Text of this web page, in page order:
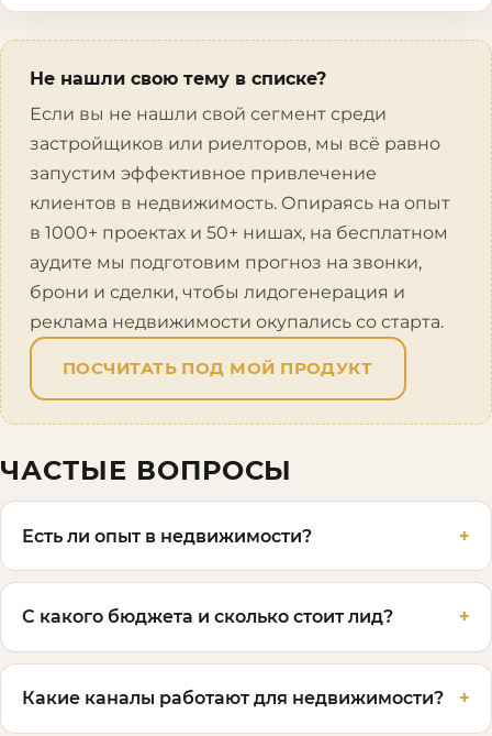
Не нашли свою тему в списке?
Если вы не нашли свой сегмент среди
застройщиков или риелторов, мы всё равно
запустим эффективное привлечение
клиентов в недвижимость. Опираясь на опыт
в 1000+ проектах и 50+ нишах, на бесплатном
аудите мы подготовим прогноз на звонки,
брони и сделки, чтобы лидогенерация и
реклама недвижимости окупались со старта.
ПОСЧИТАТЬ ПОД МОЙ ПРОДУКТ
ЧАСТЫЕ ВОПРОСЫ
Есть ли опыт в недвижимости?
С какого бюджета и сколько стоит лид?
Какие каналы работают для недвижимости?